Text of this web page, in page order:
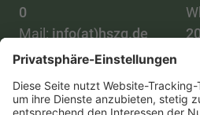
0
Mail: info(at)hszg.de